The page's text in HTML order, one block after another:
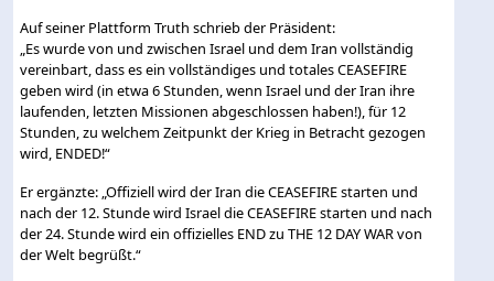
Auf seiner Plattform Truth schrieb der Präsident:
„Es wurde von und zwischen Israel und dem Iran vollständig
vereinbart, dass es ein vollständiges und totales CEASEFIRE
geben wird (in etwa 6 Stunden, wenn Israel und der Iran ihre
laufenden, letzten Missionen abgeschlossen haben!), für 12
Stunden, zu welchem Zeitpunkt der Krieg in Betracht gezogen
wird, ENDED!“
Er ergänzte: „Offiziell wird der Iran die CEASEFIRE starten und
nach der 12. Stunde wird Israel die CEASEFIRE starten und nach
der 24. Stunde wird ein offizielles END zu THE 12 DAY WAR von
der Welt begrüßt.“